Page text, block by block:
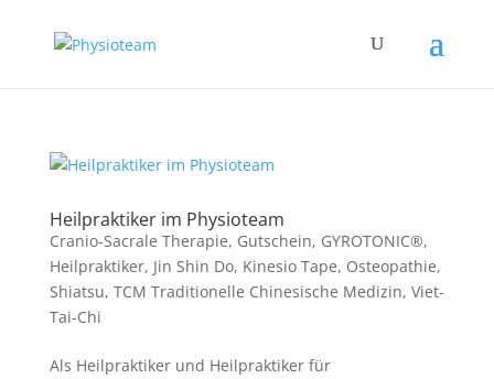
Heilpraktiker im Physioteam
Cranio-Sacrale Therapie, Gutschein, GYROTONIC®,
Heilpraktiker, Jin Shin Do, Kinesio Tape, Osteopathie,
Shiatsu, TCM Traditionelle Chinesische Medizin, Viet-
Tai-Chi
Als Heilpraktiker und Heilpraktiker für